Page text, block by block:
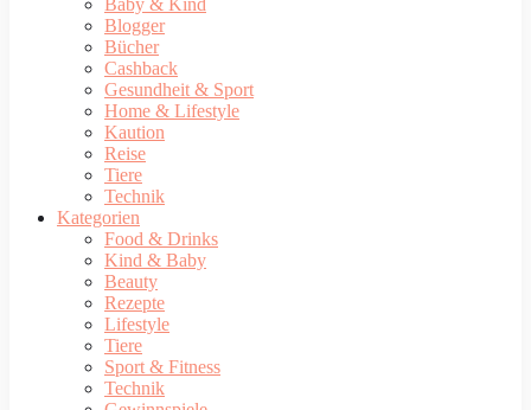
Baby & Kind
Blogger
Bücher
Cashback
Gesundheit & Sport
Home & Lifestyle
Kaution
Reise
Tiere
Technik
Kategorien
Food & Drinks
Kind & Baby
Beauty
Rezepte
Lifestyle
Tiere
Sport & Fitness
Technik